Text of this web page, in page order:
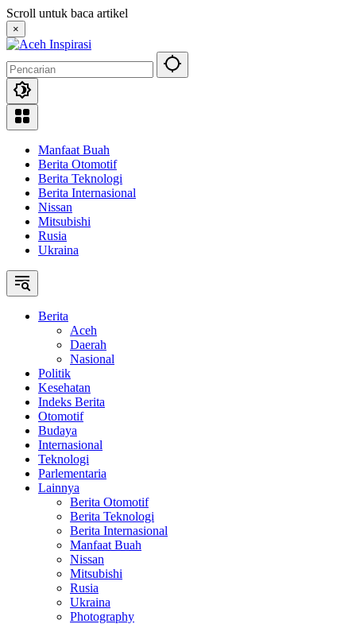
Langsung
ke
konten
Scroll untuk baca artikel
×
Manfaat Buah
Berita Otomotif
Berita Teknologi
Berita Internasional
Nissan
Mitsubishi
Rusia
Ukraina
Berita
Aceh
Daerah
Nasional
Politik
Kesehatan
Indeks Berita
Otomotif
Budaya
Internasional
Teknologi
Parlementaria
Lainnya
Berita Otomotif
Berita Teknologi
Berita Internasional
Manfaat Buah
Nissan
Mitsubishi
Rusia
Ukraina
Photography